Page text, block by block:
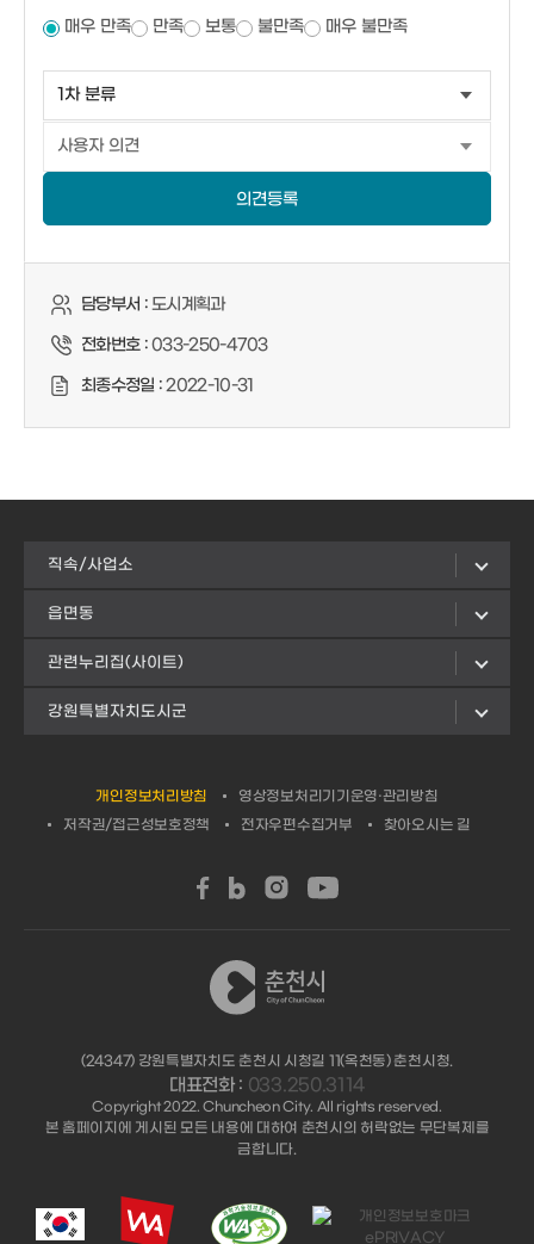
매우 만족 만족 보통 불만족 매우 불만족
의견등록
담당부서 :도시계획과
전화번호 :033-250-4703
최종수정일 :2022-10-31
직속/사업소
읍면동
관련누리집(사이트)
강원특별자치도시군
개인정보처리방침
영상정보처리기기운영·관리방침
저작권/접근성보호정책
전자우편수집거부 찾아오시는 길
(24347) 강원특별자치도 춘천시 시청길 11(옥천동) 춘천시청.
대표전화 : 033.250.3114
Copyright 2022. Chuncheon City. All rights reserved.
본 홈페이지에 게시된 모든 내용에 대하여 춘천시의 허락없는 무단복제를
금합니다.